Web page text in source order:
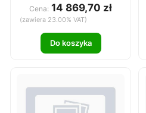
Cena: 14 869,70 zł
(zawiera 23.00% VAT)
Do koszyka